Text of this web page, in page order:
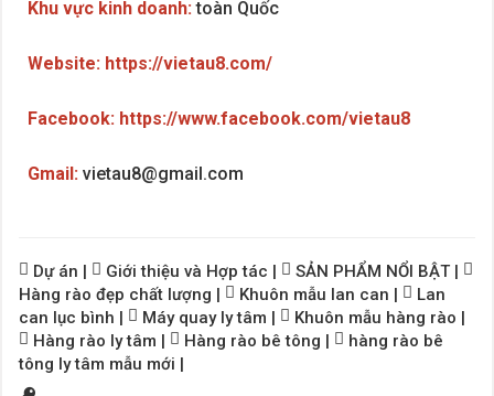
Khu vực kinh doanh:toàn Quốc
Website: https://vietau8.com/
Facebook: https://www.facebook.com/vietau8
Gmail: vietau8@gmail.com
Dự án | Giới thiệu và Hợp tác | SẢN PHẨM NỔI BẬT |
Hàng rào đẹp chất lượng | Khuôn mẫu lan can |
Lan
can lục bình | Máy quay ly tâm | Khuôn mẫu hàng rào |
Hàng rào ly tâm | Hàng rào bê tông |
hàng rào bê
tông ly tâm mẫu mới |